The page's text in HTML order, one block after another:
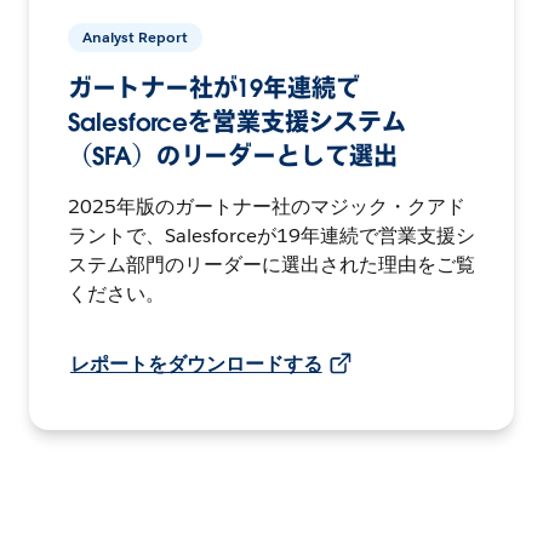
Analyst Report
ガートナー社が19年連続で
Salesforceを営業支援システム
（SFA）のリーダーとして選出
2025年版のガートナー社のマジック・クアド
ラントで、Salesforceが19年連続で営業支援シ
ステム部門のリーダーに選出された理由をご覧
ください。
レポートをダウンロードする